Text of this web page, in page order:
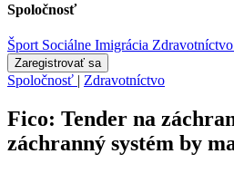
Spoločnosť
Šport Sociálne Imigrácia Zdravotníctvo
Zaregistrovať sa
Spoločnosť | Zdravotníctvo
Fico: Tender na
záchranný systém by